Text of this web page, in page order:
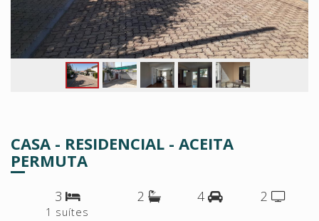
CASA - RESIDENCIAL - ACEITA
PERMUTA
3
1 suítes
2 4 2